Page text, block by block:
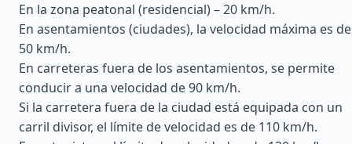
En la zona peatonal (residencial) – 20 km/h.
En asentamientos (ciudades), la velocidad máxima es de
50 km/h.
En carreteras fuera de los asentamientos, se permite
conducir a una velocidad de 90 km/h.
Si la carretera fuera de la ciudad está equipada con un
carril divisor, el límite de velocidad es de 110 km/h.